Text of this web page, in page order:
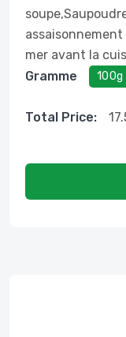
mer avant la
Gramme
100g
Total Price: